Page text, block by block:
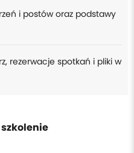
i postów oraz podstawy
rezerwacje spotkań i pliki w